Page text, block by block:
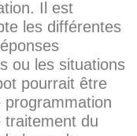
Il est
les différentes
ou les situations
pourrait être
traitement du